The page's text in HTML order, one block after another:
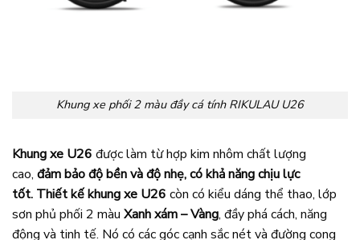
Khung xe phối 2 màu đầy cá tính RIKULAU U26
Khung xe U26 được làm từ hợp kim nhôm chất lượng
cao, đảm bảo độ bền và độ nhẹ, có khả năng chịu lực
tốt. Thiết kế khung xe U26 còn có kiểu dáng thể thao, lớp
sơn phủ phối 2 màu Xanh xám – Vàng, đầy phá cách, năng
động và tinh tế. Nó có các góc cạnh sắc nét và đường cong